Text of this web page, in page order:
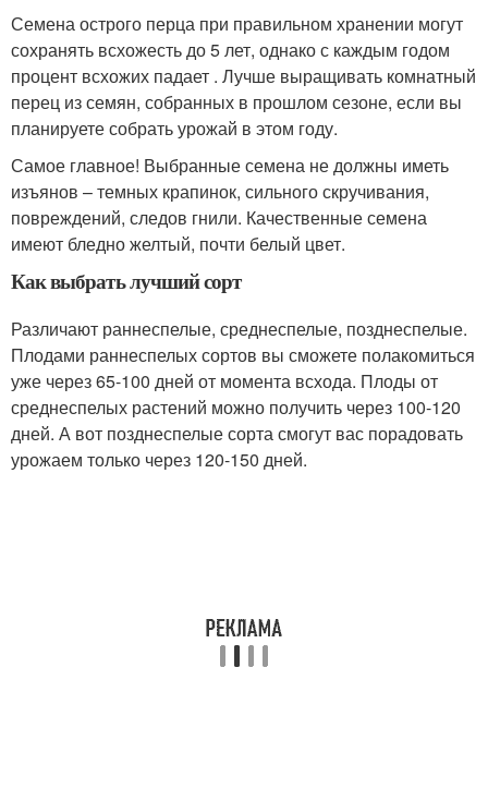
Семена острого перца при правильном хранении могут
сохранять всхожесть до 5 лет, однако с каждым годом
процент всхожих падает . Лучше выращивать комнатный
перец из семян, собранных в прошлом сезоне, если вы
планируете собрать урожай в этом году.
Самое главное! Выбранные семена не должны иметь
изъянов – темных крапинок, сильного скручивания,
повреждений, следов гнили. Качественные семена
имеют бледно желтый, почти белый цвет.
Как выбрать лучший сорт
Различают раннеспелые, среднеспелые, позднеспелые.
Плодами раннеспелых сортов вы сможете полакомиться
уже через 65-100 дней от момента всхода. Плоды от
среднеспелых растений можно получить через 100-120
дней. А вот позднеспелые сорта смогут вас порадовать
урожаем только через 120-150 дней.